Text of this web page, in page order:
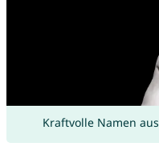
Kraftvolle Namen